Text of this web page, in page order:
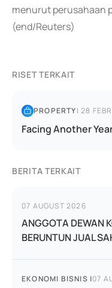
menurut perusahaan
(end/Reuters)
RISET TERKAIT
PROPERTY|28
Facing Another
BERITA TERKAIT
07 AUGUST 2026
ANGGOTA DEWAN
BERUNTUN JUAL
EKONOMI BISNIS |07